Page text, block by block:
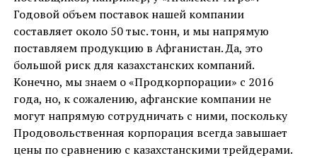
Годовой объем поставок нашей компании
составляет около 50 тыс. тонн, и мы напрямую
поставляем продукцию в Афганистан. Да, это
большой риск для казахстанских компаний.
Конечно, мы знаем о «Продкорпорации» с 2016
года, но, к сожалению, афганские компании не
могут напрямую сотрудничать с ними, поскольку
Продовольственная корпорация всегда завышает
цены по сравнению с казахстанскими трейдерами.